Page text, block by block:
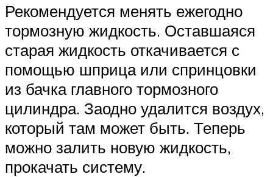
Рекомендуется менять ежегодно
тормозную жидкость. Оставшаяся
старая жидкость откачивается с
помощью шприца или спринцовки
из бачка главного тормозного
цилиндра. Заодно удалится воздух,
который там может быть. Теперь
можно залить новую жидкость,
прокачать систему.